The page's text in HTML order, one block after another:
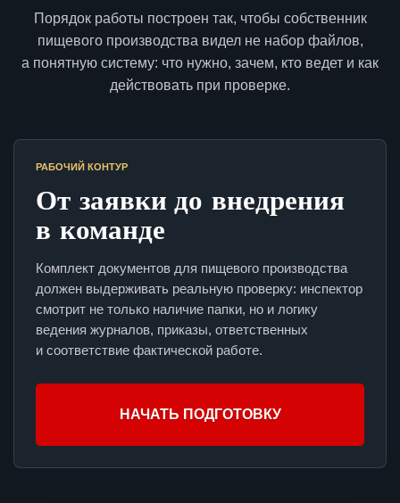
Порядок работы построен так, чтобы собственник
пищевого производства видел не набор файлов,
а понятную систему: что нужно, зачем, кто ведет и как
действовать при проверке.
РАБОЧИЙ КОНТУР
От заявки до внедрения
в команде
Комплект документов для пищевого производства
должен выдерживать реальную проверку: инспектор
смотрит не только наличие папки, но и логику
ведения журналов, приказы, ответственных
и соответствие фактической работе.
НАЧАТЬ ПОДГОТОВКУ